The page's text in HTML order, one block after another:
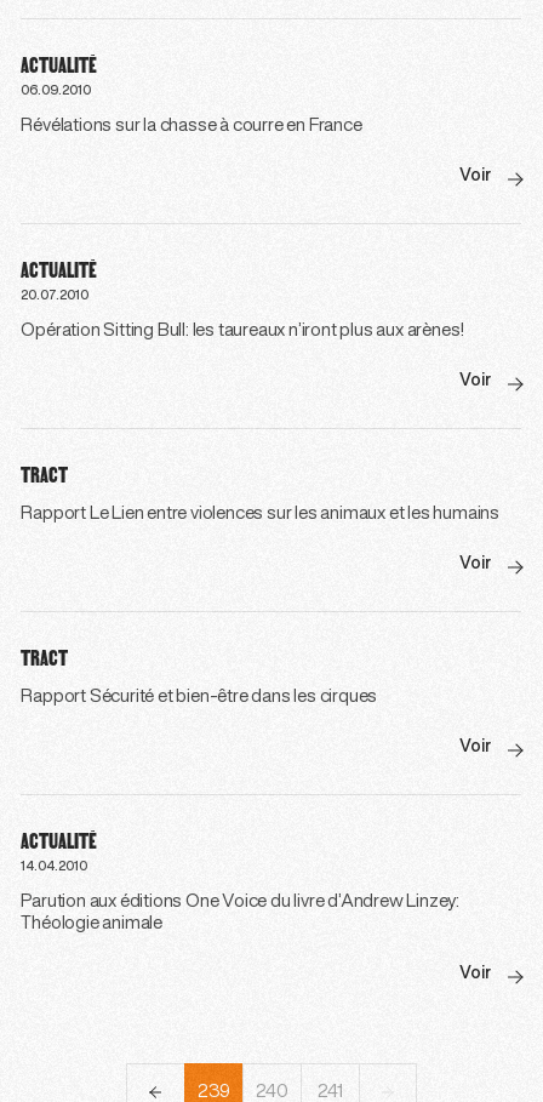
ACTUALITÉ
06.09.2010
Révélations sur la chasse à courre en France
Voir
ACTUALITÉ
20.07.2010
Opération Sitting Bull: les taureaux n’iront plus aux arènes!
Voir
TRACT
Rapport Le Lien entre violences sur les animaux et les humains
Voir
TRACT
Rapport Sécurité et bien-être dans les cirques
Voir
ACTUALITÉ
14.04.2010
Parution aux éditions One Voice du livre d’Andrew Linzey:
Théologie animale
Voir
238 239 240 241